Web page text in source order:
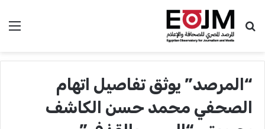
بحث عن
“المرصد” يوثق تفاصيل اتهام
الصحفي محمد حسن الكاشف